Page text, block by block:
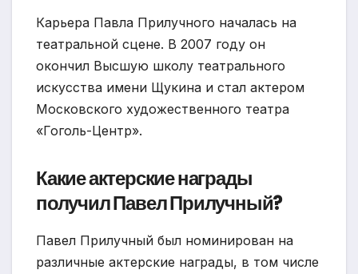
Карьера Павла Прилучного началась на
театральной сцене. В 2007 году он
окончил Высшую школу театрального
искусства имени Щукина и стал актером
Московского художественного театра
«Гоголь-Центр».
Какие актерские награды
получил Павел Прилучный?
Павел Прилучный был номинирован на
различные актерские награды, в том числе